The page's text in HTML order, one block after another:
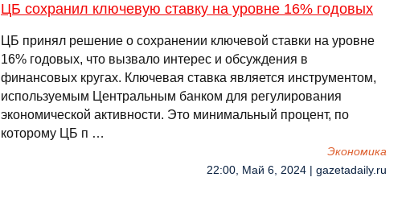
ЦБ сохранил ключевую ставку на уровне 16% годовых
ЦБ принял решение о сохранении ключевой ставки на уровне
16% годовых, что вызвало интерес и обсуждения в
финансовых кругах. Ключевая ставка является инструментом,
используемым Центральным банком для регулирования
экономической активности. Это минимальный процент, по
которому ЦБ п …
Экономика
22:00, Май 6, 2024 | gazetadaily.ru